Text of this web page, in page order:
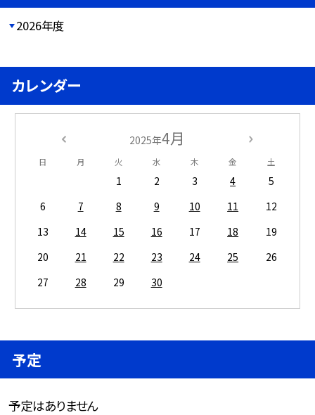
2026年度
カレンダー
2025年4月
日 月 火 水 木 金 土
1 2 3 4
5
6
7 8 9 10 11
12
13
14 15 16 17 18
19
20
21 22 23 24 25
26
27
28 29 30
予定
予定はありません